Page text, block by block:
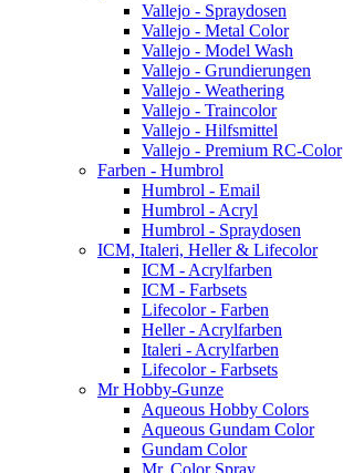
Vallejo - Spraydosen
Vallejo - Metal Color
Vallejo - Model Wash
Vallejo - Grundierungen
Vallejo - Weathering
Vallejo - Traincolor
Vallejo - Hilfsmittel
Vallejo - Premium RC-Color
Farben - Humbrol
Humbrol - Email
Humbrol - Acryl
Humbrol - Spraydosen
ICM, Italeri, Heller & Lifecolor
ICM - Acrylfarben
ICM - Farbsets
Lifecolor - Farben
Heller - Acrylfarben
Italeri - Acrylfarben
Lifecolor - Farbsets
Mr Hobby-Gunze
Aqueous Hobby Colors
Aqueous Gundam Color
Gundam Color
Mr. Color Spray